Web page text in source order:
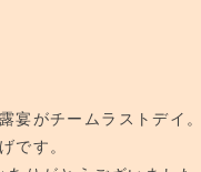
宴がチームラストデイ
です。